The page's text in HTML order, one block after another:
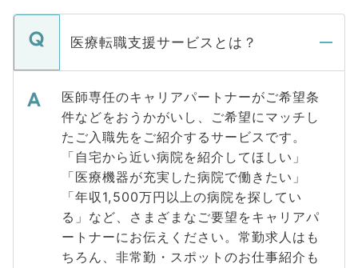
医療転職支援サービスとは？
医師専任のキャリアパートナーがご希望条
件などをおうかがいし、ご希望にマッチし
たご入職先をご紹介するサービスです。
「自宅から近い病院を紹介してほしい」
「医療機器が充実した病院で働きたい」
「年収1,500万円以上の病院を探してい
る」など、さまざまなご要望をキャリアパ
ートナーにお伝えください。常勤求人はも
ちろん、非常勤・スポットのお仕事紹介も